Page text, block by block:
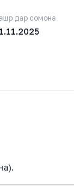
дар сомона